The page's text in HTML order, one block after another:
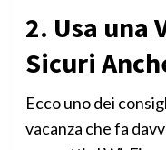
2. Usa una
Sicuri
Ecco uno dei
vacanza che fa